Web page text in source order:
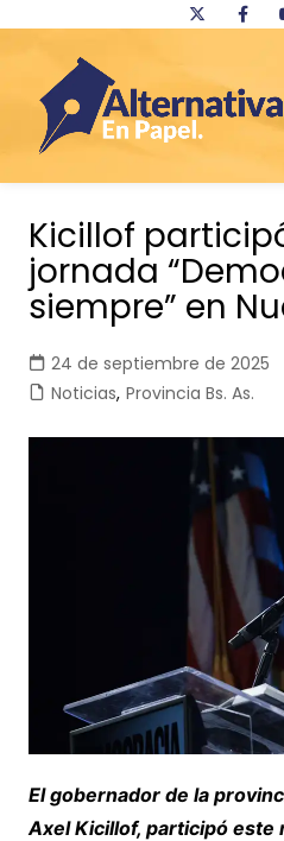
contenido
Kicillof
jornada
siempre” en
24 de septiembre de 2025
Noticias, Provincia Bs. As.
El gobernador de la
Axel Kicillof, participó este